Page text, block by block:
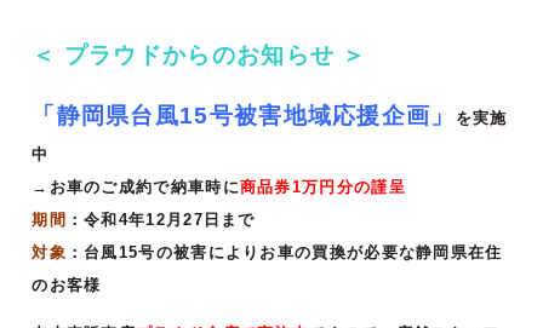
＜ プラウドからのお知らせ ＞
「静岡県台風15号被害地域応援企画」
を実施
中
→お車のご成約で納車時に商品券1万円分の謹呈
期間 ：令和4年12月27日まで
対象 ：台風15号の被害によりお車の買換が必要な静岡県在住
のお客様